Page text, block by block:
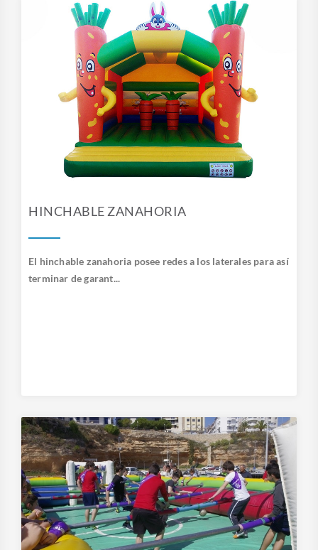
HINCHABLE ZANAHORIA
El hinchable zanahoria posee redes a los laterales para así
terminar de garant...